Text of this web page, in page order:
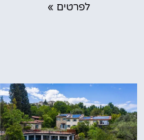
לפרטים »